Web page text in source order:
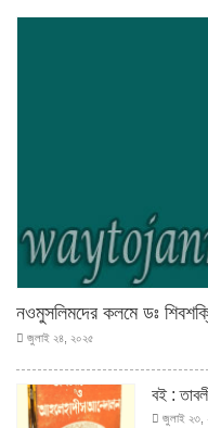
নওমুসলিমদের কলমে ডঃ
জুলাই ২৪, ২০২৫
বই :
জুলাই ২৩,